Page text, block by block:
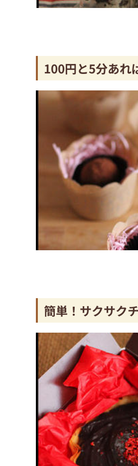
100円と5分あれ
簡単！サクサク